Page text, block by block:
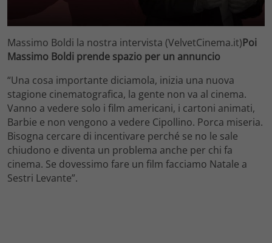
Massimo Boldi la nostra intervista (VelvetCinema.it)Poi
Massimo Boldi prende spazio per un annuncio
“Una cosa importante diciamola, inizia una nuova
stagione cinematografica, la gente non va al cinema.
Vanno a vedere solo i film americani, i cartoni animati,
Barbie e non vengono a vedere Cipollino. Porca miseria.
Bisogna cercare di incentivare perché se no le sale
chiudono e diventa un problema anche per chi fa
cinema. Se dovessimo fare un film facciamo Natale a
Sestri Levante”.